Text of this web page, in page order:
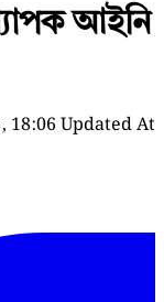
আইনি
18:06 Updated At